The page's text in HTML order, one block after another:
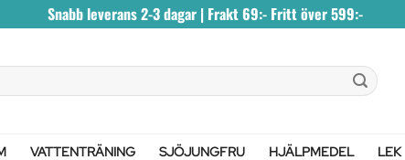
Snabb leverans 2-3 dagar | Frakt 69:- Fritt över 599:-
VATTENTRÄNING SJÖJUNGFRU HJÄLPMEDEL LEK